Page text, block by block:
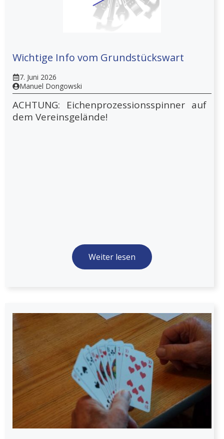
Wichtige Info vom Grundstückswart
7. Juni 2026
Manuel Dongowski
ACHTUNG: Eichenprozessionsspinner auf
dem Vereinsgelände!
Weiter lesen